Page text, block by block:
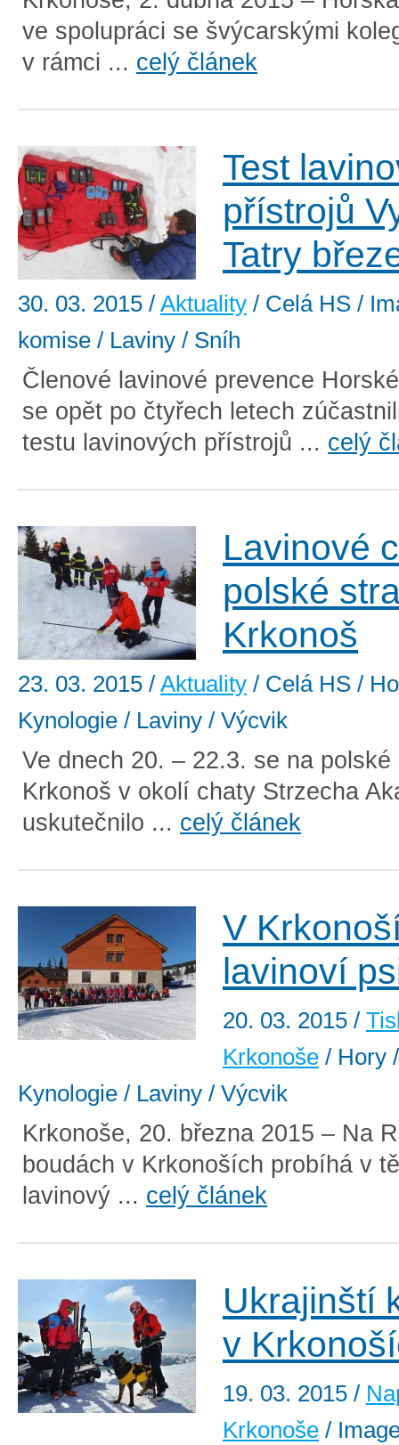
ve spolupráci se švýcarskými
v rámci ... celý článek
Test
přístrojů
Tatry
30. 03. 2015 / Aktuality / Celá HS /
komise / Laviny / Sníh
Členové lavinové prevence
se opět po čtyřech letech
testu lavinových přístrojů ... celý
Lavinové
polské
Krkonoš
23. 03. 2015 / Aktuality / Celá HS /
Kynologie / Laviny / Výcvik
Ve dnech 20. – 22.3. se na polské
Krkonoš v okolí chaty Strzecha
uskutečnilo ... celý článek
V
lavinoví
20. 03. 2015 /
Krkonoše / Hory
Kynologie / Laviny / Výcvik
Krkonoše, 20. března 2015 – Na
boudách v Krkonoších probíhá v
lavinový ... celý článek
Ukrajinští
v
19. 03. 2015 /
Krkonoše /